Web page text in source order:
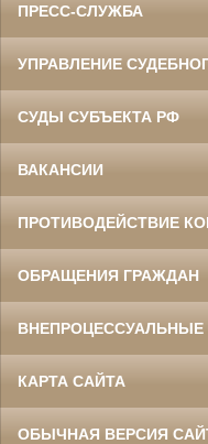
ПРЕСС-СЛУЖБА
УПРАВЛЕНИЕ
СУДЫ СУБЪЕКТА РФ
ВАКАНСИИ
ПРОТИВОДЕЙСТВИЕ
ОБРАЩЕНИЯ ГРАЖДАН
КАРТА САЙТА
ОБЫЧНАЯ ВЕРСИЯ